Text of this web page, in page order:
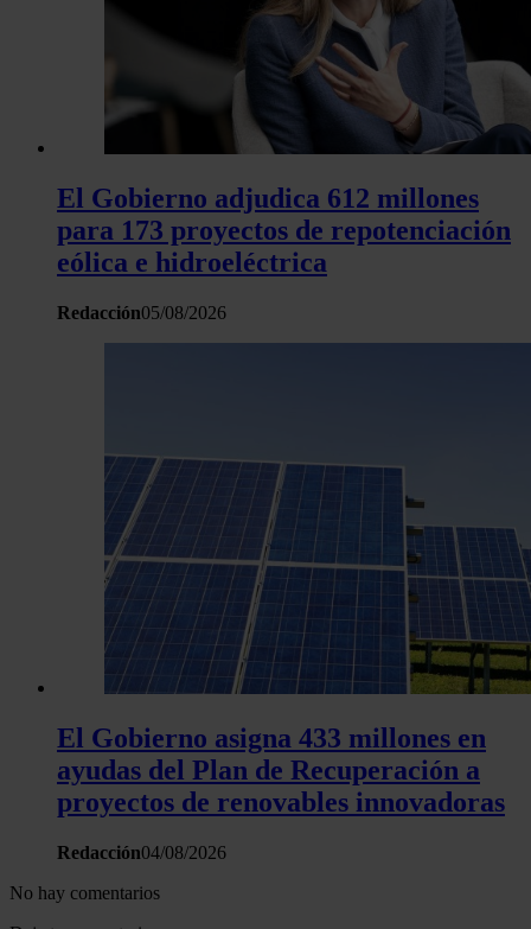
y los anuncios, ofrecer funciones de redes sociales y
tráfico. Además, compartimos información sobre el uso que
sitio web con nuestros partners de redes sociales,
análisis web, quienes pueden combinarla con otra
haya proporcionado o que hayan recopilado a partir del uso
hecho de sus servicios.
El Gobierno adjudica 612 millones
para 173 proyectos de repotenciación
eólica e hidroeléctrica
Redacción05/08/2026
El Gobierno asigna 433 millones en
ayudas del Plan de Recuperación a
proyectos de renovables innovadoras
Redacción04/08/2026
No hay comentarios